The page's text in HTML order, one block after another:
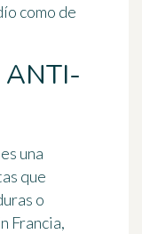
como de
ANTI-
una
que
o
Francia,